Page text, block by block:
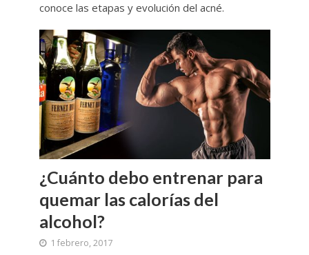
conoce las etapas y evolución del acné.
¿Cuánto debo entrenar para
quemar las calorías del
alcohol?
1 febrero, 2017